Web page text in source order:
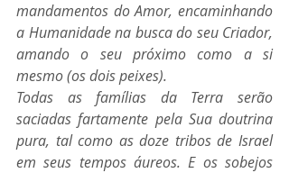
mandamentos do Amor, encaminhando
a Humanidade na busca do seu Criador,
amando o seu próximo como a si
mesmo (os dois peixes).
Todas as famílias da Terra serão
saciadas fartamente pela Sua doutrina
pura, tal como as doze tribos de Israel
em seus tempos áureos. E os sobejos